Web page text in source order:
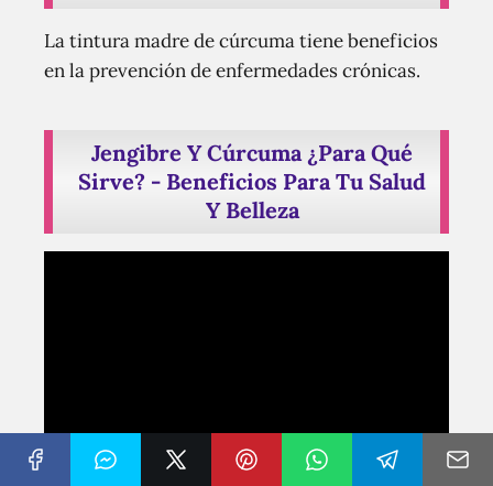
La tintura madre de cúrcuma tiene beneficios
en la prevención de enfermedades crónicas.
Jengibre Y Cúrcuma ¿Para Qué
Sirve? - Beneficios Para Tu Salud
Y Belleza